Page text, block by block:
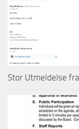
Stor Utmeldelse